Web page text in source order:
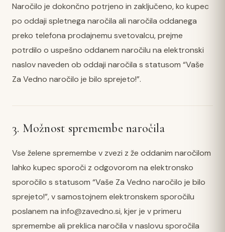
Naročilo je dokončno potrjeno in zaključeno, ko kupec
po oddaji spletnega naročila ali naročila oddanega
preko telefona prodajnemu svetovalcu, prejme
potrdilo o uspešno oddanem naročilu na elektronski
naslov naveden ob oddaji naročila s statusom “Vaše
Za Vedno naročilo je bilo sprejeto!”.
3. Možnost spremembe naročila
Vse želene spremembe v zvezi z že oddanim naročilom
lahko kupec sporoči z odgovorom na elektronsko
sporočilo s statusom “Vaše Za Vedno naročilo je bilo
sprejeto!”, v samostojnem elektronskem sporočilu
poslanem na info@zavedno.si, kjer je v primeru
spremembe ali preklica naročila v naslovu sporočila